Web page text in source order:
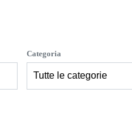
Categoria